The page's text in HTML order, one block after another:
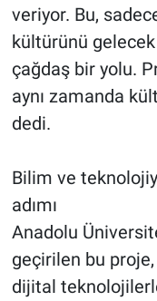
veriyor. Bu,
kültürünü
çağdaş bir yolu.
aynı zamanda
dedi.
Bilim ve
adımı
Anadolu
geçirilen bu
dijital